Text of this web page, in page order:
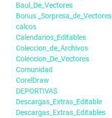
Baul_De_Vectores
Bonus _Sorpresa_de_Vectores
calcos
Calendarios_Editables
Coleccion_de_Archivos
Coleccion_De_Vectores
Comunidad
CorelDraw
DEPORTIVAS
Descargas_Extras_Editable
Descargas_Extras_Editables